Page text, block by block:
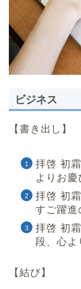
ビジネス
【書き出し】
拝啓 初
よりお慶
拝啓 初
すご躍進
拝啓 初
段、心よ
【結び】